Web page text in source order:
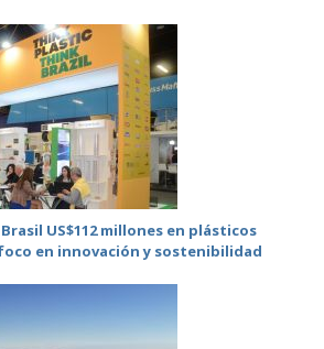
US$112 millones en plásticos
en innovación y sostenibilidad